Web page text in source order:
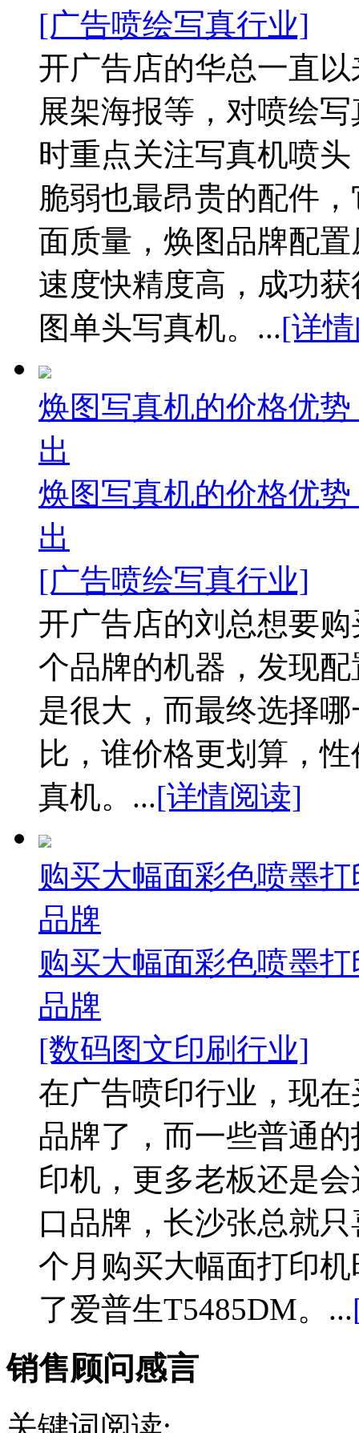
[广告喷绘写真行业]
开广告店的华总一直
展架海报等，对喷绘
时重点关注写真机喷
脆弱也最昂贵的配件
面质量，焕图品牌配
速度快精度高，成功
图单头写真机。...[详
焕图写真机的价格优
出
焕图写真机的价格优
出
[广告喷绘写真行业]
开广告店的刘总想要
个品牌的机器，发现
是很大，而最终选择
比，谁价格更划算，
真机。...[详情阅读]
购买大幅面彩色喷墨
品牌
购买大幅面彩色喷墨
品牌
[数码图文印刷行业]
在广告喷印行业，现
品牌了，而一些普通
印机，更多老板还是
口品牌，长沙张总就
个月购买大幅面打印
了爱普生T5485DM。...
销售顾问感言